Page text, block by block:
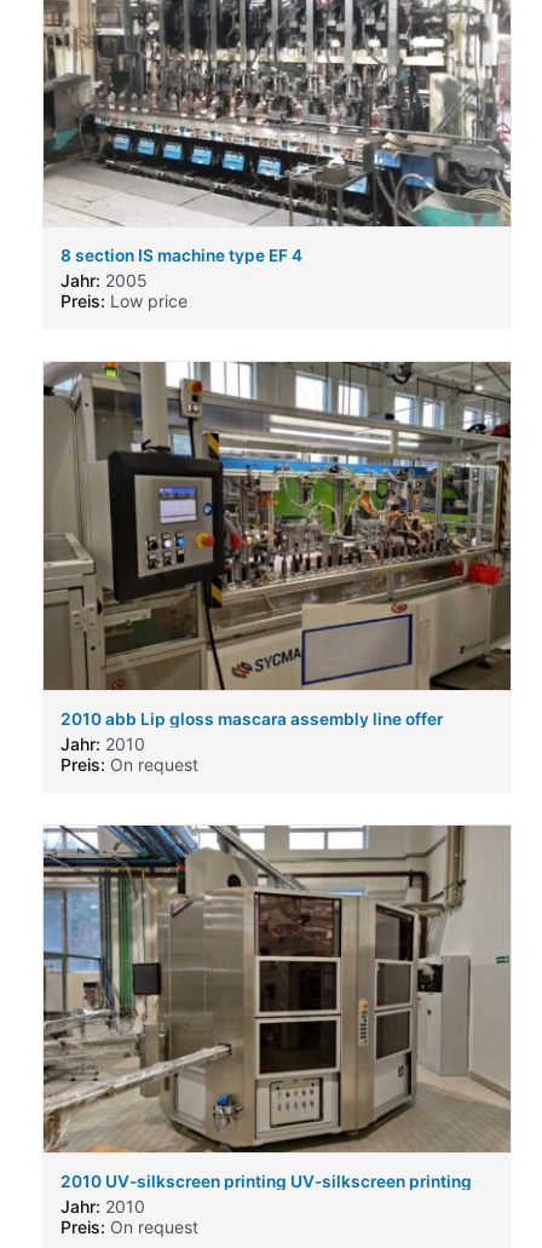
8 section IS machine type EF 4
Jahr: 2005
Preis: Low price
2010 abb Lip gloss mascara assembly line offer
Jahr: 2010
Preis: On request
2010 UV-silkscreen printing UV-silkscreen printing
Jahr: 2010
Preis: On request